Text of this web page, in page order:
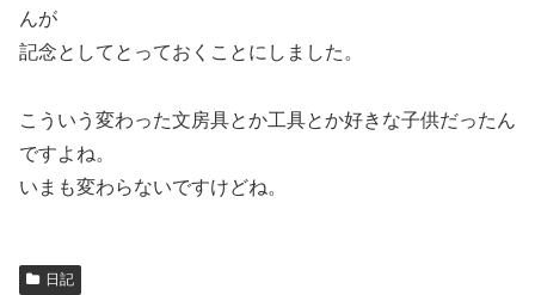
んが
記念としてとっておくことにしました。
こういう変わった文房具とか工具とか好きな子供だったん
ですよね。
いまも変わらないですけどね。
日記